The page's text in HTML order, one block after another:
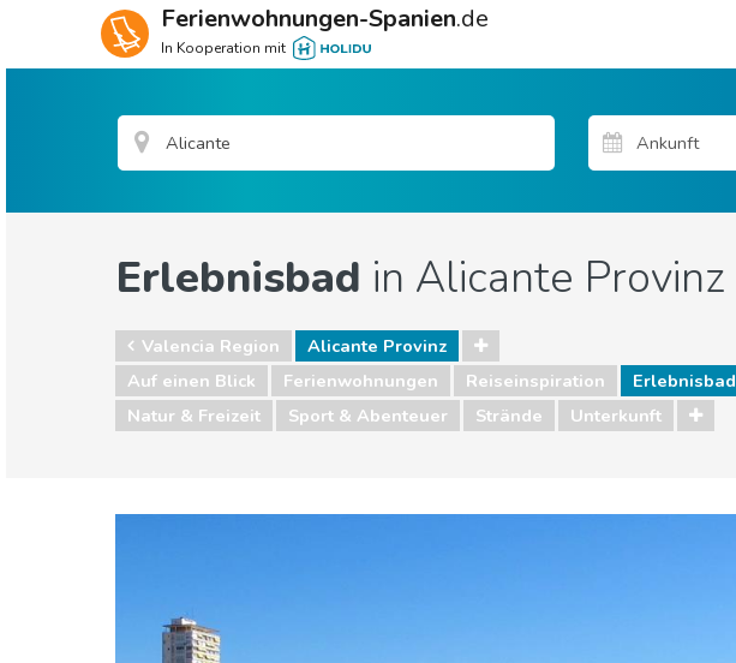
Ferienwohnungen-Spanien.de
In Kooperation mit
Erlebnisbad in Alicante Provinz
Valencia Region
Alicante Provinz
Auf einen Blick
Ferienwohnungen Reiseinspiration Erlebnisbad
Natur & Freizeit
Sport & Abenteuer Strände Unterkunft